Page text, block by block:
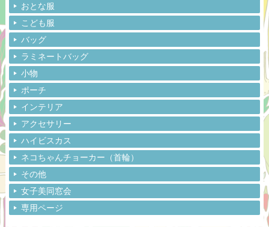
おとな服
こども服
バッグ
ラミネートバッグ
小物
ポーチ
インテリア
アクセサリー
ハイビスカス
ネコちゃんチョーカー（首輪）
その他
女子美同窓会
専用ページ